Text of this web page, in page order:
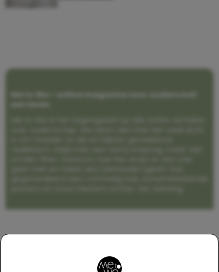
Me to We – online magazine voor ouders met